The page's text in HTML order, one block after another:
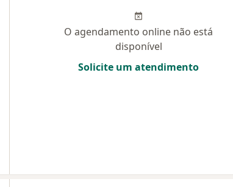
O agendamento online não está
disponível
Solicite um atendimento